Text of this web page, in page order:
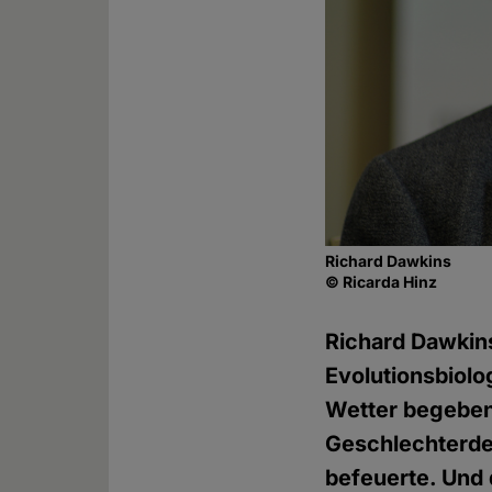
Richard Dawkins
© Ricarda Hinz
Richard
Wetter
befeuerte.